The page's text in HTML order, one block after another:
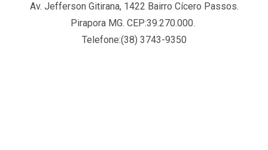
Av. Jefferson Gitirana, 1422 Bairro Cícero Passos.
Pirapora MG. CEP:39.270.000.
Telefone:(38) 3743-9350